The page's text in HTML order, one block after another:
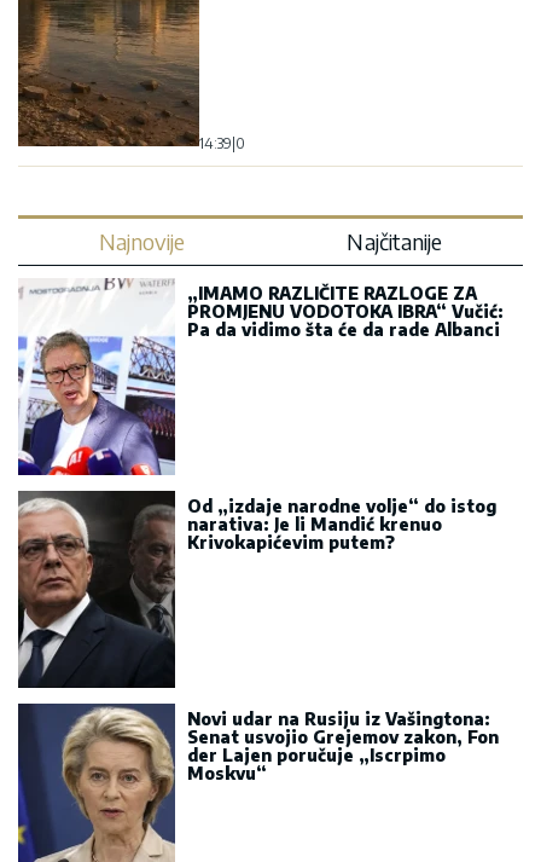
14:39 0
Najnovije Najčitanije
„IMAMO RAZLIČITE RAZLOGE ZA
PROMJENU VODOTOKA IBRA“ Vučić:
Pa da vidimo šta će da rade Albanci
Od „izdaje narodne volje“ do istog
narativa: Je li Mandić krenuo
Krivokapićevim putem?
Novi udar na Rusiju iz Vašingtona:
Senat usvojio Grejemov zakon, Fon
der Lajen poručuje „Iscrpimo
Moskvu“